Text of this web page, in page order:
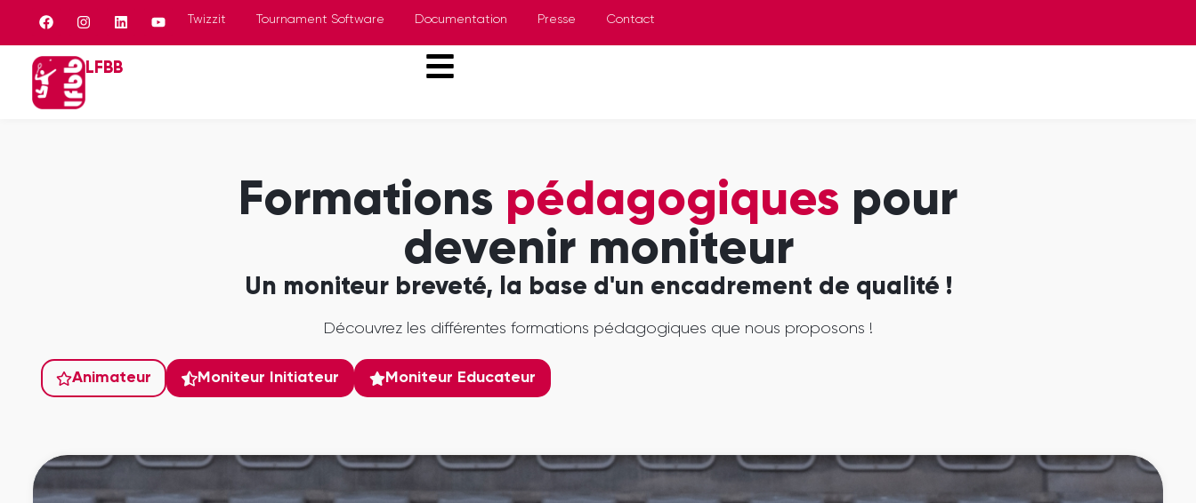
Panneau de gestion des cookies
Twizzit Tournament Software Documentation Presse Contact
LFBB
Formations pédagogiques pour
devenir moniteur
Un moniteur breveté, la base d'un encadrement de qualité !
Découvrez les différentes formations pédagogiques que nous proposons !
Animateur Moniteur Initiateur Moniteur Educateur